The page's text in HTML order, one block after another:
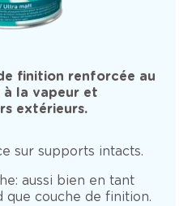
finition renforcée au
à la vapeur et
extérieurs.
sur supports intacts.
aussi bien en tant
que couche de finition.